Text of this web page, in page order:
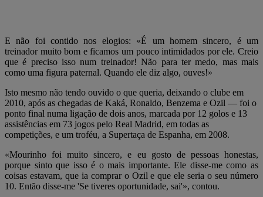
E não foi contido nos elogios: «É um homem sincero, é um
treinador muito bom e ficamos um pouco intimidados por ele. Creio
que é preciso isso num treinador! Não para ter medo, mas mais
como uma figura paternal. Quando ele diz algo, ouves!»
Isto mesmo não tendo ouvido o que queria, deixando o clube em
2010, após as chegadas de Kaká, Ronaldo, Benzema e Ozil — foi o
ponto final numa ligação de dois anos, marcada por 12 golos e 13
assistências em 73 jogos pelo Real Madrid, em todas as
competições, e um troféu, a Supertaça de Espanha, em 2008.
«Mourinho foi muito sincero, e eu gosto de pessoas honestas,
porque sinto que isso é o mais importante. Ele disse-me como as
coisas estavam, que ia comprar o Ozil e que ele seria o seu número
10. Então disse-me 'Se tiveres oportunidade, sai'», contou.